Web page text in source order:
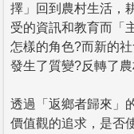
擇」回到農村生活，
受的資訊和教育而「
怎樣的角色?而新的
發生了質變?反轉了
透過「返鄉者歸來」
價值觀的追求，是否